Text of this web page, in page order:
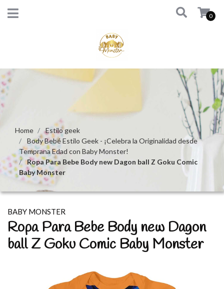
0
Home
Estilo geek
Body Bebé Estilo Geek - ¡Celebra la Originalidad desde
Temprana Edad con Baby Monster!
Ropa Para Bebe Body new Dagon ball Z Goku Comic
Baby Monster
BABY MONSTER
Ropa Para Bebe Body new Dagon
ball Z Goku Comic Baby Monster